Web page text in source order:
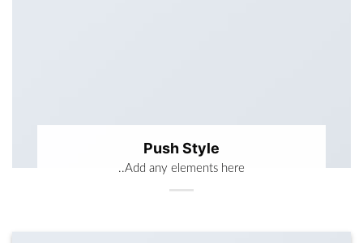
Push Style
Add any elements here..